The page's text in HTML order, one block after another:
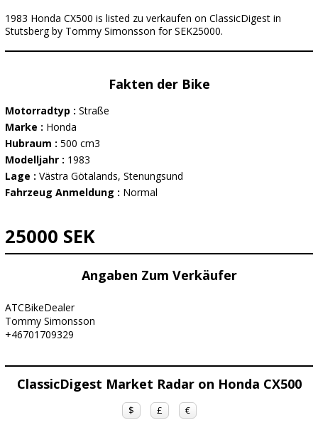
1983 Honda CX500 is listed zu verkaufen on ClassicDigest in
Stutsberg by Tommy Simonsson for SEK25000.
Fakten der Bike
Motorradtyp : Straße
Marke : Honda
Hubraum : 500 cm3
Modelljahr : 1983
Lage : Västra Götalands, Stenungsund
Fahrzeug Anmeldung : Normal
25000 SEK
Angaben Zum Verkäufer
ATCBikeDealer
Tommy Simonsson
+46701709329
ClassicDigest Market Radar on Honda CX500
$ £ €